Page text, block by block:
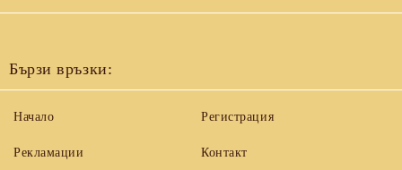
Бързи връзки:
Начало
Рекламации
Регистрация
Контакт